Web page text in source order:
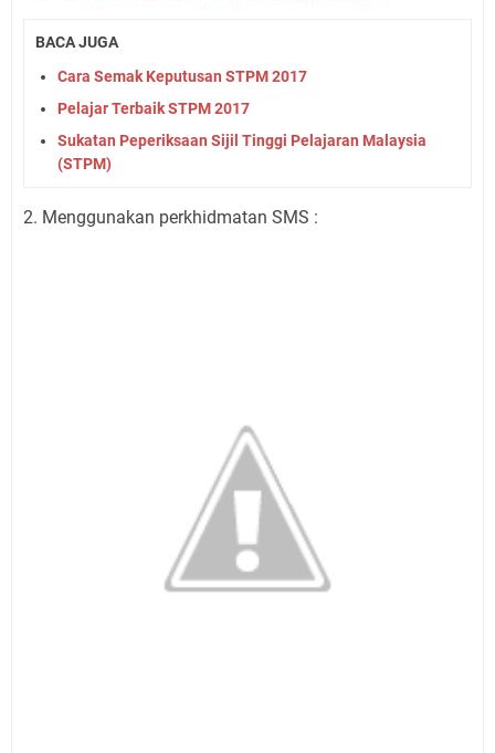
BACA JUGA
Cara Semak Keputusan STPM 2017
Pelajar Terbaik STPM 2017
Sukatan Peperiksaan Sijil Tinggi Pelajaran Malaysia
(STPM)
2. Menggunakan perkhidmatan SMS :